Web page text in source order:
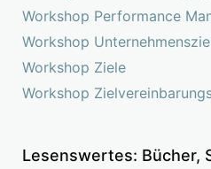
Workshop Performance
Workshop
Workshop Ziele
Workshop
Lesenswertes: Bücher,